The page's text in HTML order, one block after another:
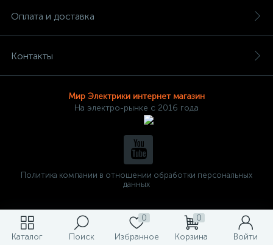
Каталог Поиск
0
Избранное
0
Корзина
Войти
Оплата и доставка
Контакты
Мир Электрики интернет магазин
На электро-рынке с 2016 года
Политика компании в отношении обработки персональных
данных